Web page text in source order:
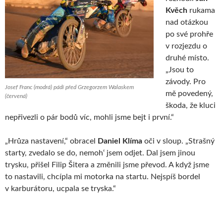
Josef Franc (modrá) pádí před Grzegorzem Walaskem
(červená)
Kvěch rukama
nad otázkou
po své prohře
v rozjezdu o
druhé místo.
„Jsou to
závody. Pro
mě povedený,
škoda, že kluci
nepřivezli o pár bodů víc, mohli jsme bejt i první.“
„Hrůza nastavení,“ obracel Daniel Klíma oči v sloup. „Strašný
starty, zvedalo se do, nemoh‘ jsem odjet. Dal jsem jinou
trysku, přišel Filip Šitera a změnili jsme převod. A když jsme
to nastavili, chcípla mi motorka na startu. Nejspíš bordel
v karburátoru, ucpala se tryska.“